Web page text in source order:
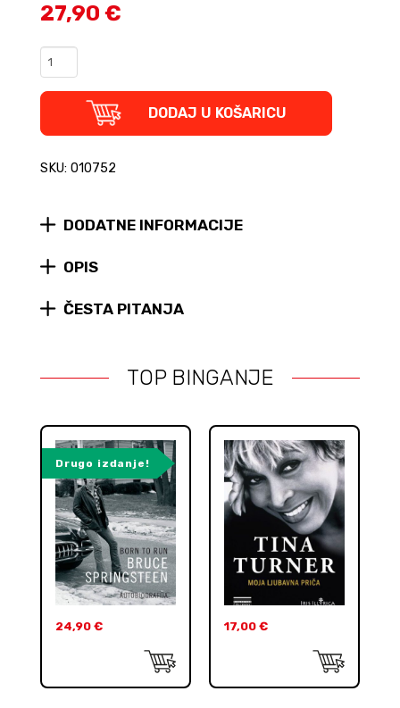
27,90 €
sjene
Potpuna
DODAJ U KOŠARICU
SKU: 010752
DODATNE INFORMACIJE
OPIS
ČESTA PITANJA
TOP BINGANJE
Drugo izdanje!
24,90 € 17,00 €